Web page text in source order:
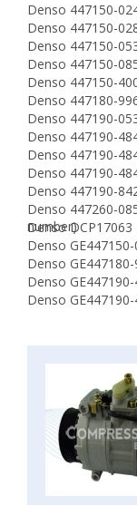
Denso 447150-
Denso 447150-
Denso 447150-
Denso 447150-
Denso 447150-
Denso 447180-
Denso 447190-
Denso 447190-
Denso 447190-
Denso 447190-
Denso 447190-
Denso 447260-
number)
Denso DCP17063
Denso
Denso
Denso
Denso